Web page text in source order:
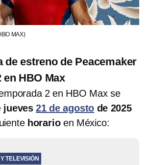
MAX)
de estreno de Peacemaker
HBO Max
2 en HBO Max se
jueves21 de agosto de 2025
horarioen México:
TELEVISIÓN